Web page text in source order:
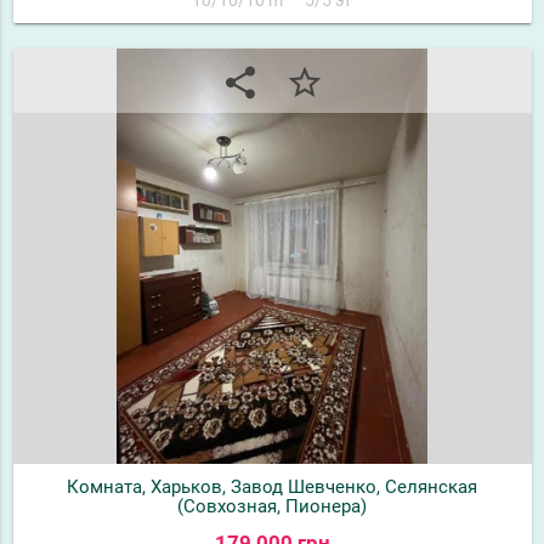
share star_border
Комната, Харьков, Завод Шевченко, Селянская
(Совхозная, Пионера)